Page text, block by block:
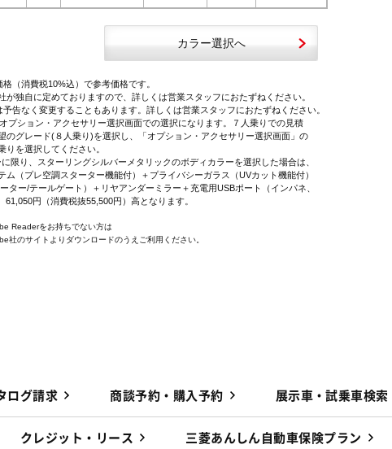
カラー選択へ
（消費税10%込）で参考価格です。
独自に定めておりますので、詳しくは営業スタッフにおたずねください。
告なく変更することもあります。詳しくは営業スタッフにおたずねください。
プション・アクセサリー選択画面での選択になります。７人乗りでの見積
グレード(８人乗り)を選択し、「オプション・アクセサリー選択画面」の
を選択してください。
限り、スターリングシルバーメタリックのボディカラーを選択した場合は、
（プレ空調スターター機能付）＋プライバシーガラス（UVカット機能付）
ター/テールゲート）＋リヤアンダーミラー＋充電用USBポート（インパネ、
円（消費税抜55,500円）高となります。
Readerをお持ちでない方は
社のサイトよりダウンロードのうえご利用ください。
ログ請求 商談予約・購入予約 展示車・試乗車検索
クレジット・リース 三菱あんしん自動車保険プラン